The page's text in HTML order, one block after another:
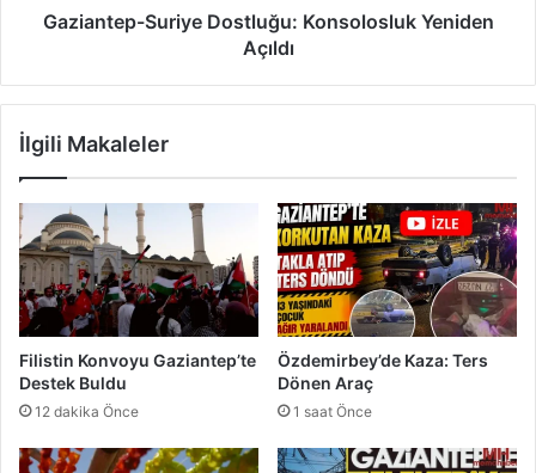
ö
e
i
l
d
i
o
s
t
l
u
u
:
K
o
Gaziantep-Suriye Dostluğu: Konsolosluk Yeniden
Açıldı
İlgili Makaleler
Filistin Konvoyu Gaziantep’te
Destek Buldu
12 dakika Önce
Özdemirbey’de Kaza: Ters
Dönen Araç
1 saat Önce